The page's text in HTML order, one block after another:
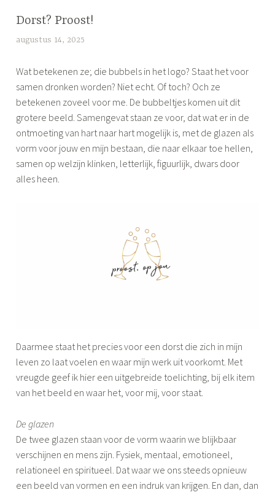
UNCATEGORIZED
Dorst? Proost!
augustus 14, 2025
f
s
Wat betekenen ze; die bubbels in het logo? Staat het voor
samen dronken worden? Niet echt. Of toch? Och ze
betekenen zoveel voor me. De bubbeltjes komen uit dit
grotere beeld. Samengevat staan ze voor, dat wat er in de
ontmoeting van hart naar hart mogelijk is, met de glazen als
vorm voor jouw en mijn bestaan, die naar elkaar toe hellen,
samen op welzijn klinken, letterlijk, figuurlijk, dwars door
alles heen.
Daarmee staat het precies voor een dorst die zich in mijn
leven zo laat voelen en waar mijn werk uit voorkomt. Met
vreugde geef ik hier een uitgebreide toelichting, bij elk item
van het beeld en waar het, voor mij, voor staat.
De glazen
De twee glazen staan voor de vorm waarin we blijkbaar
verschijnen en mens zijn. Fysiek, mentaal, emotioneel,
relationeel en spiritueel. Dat waar we ons steeds opnieuw
een beeld van vormen en een indruk van krijgen. En dan, dan